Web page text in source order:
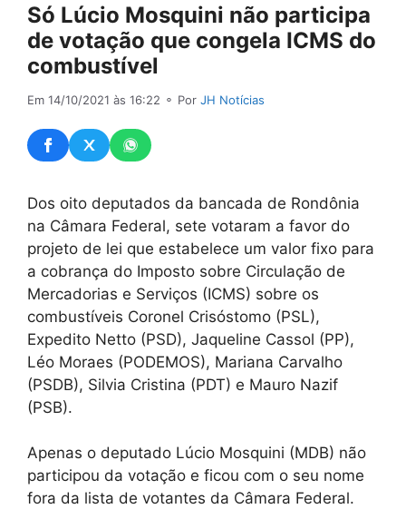
Só Lúcio Mosquini não participa
de votação que congela ICMS do
combustível
Em 14/10/2021 às 16:22 ⚬ Por JH Notícias
Dos oito deputados da bancada de Rondônia
na Câmara Federal, sete votaram a favor do
projeto de lei que estabelece um valor fixo para
a cobrança do Imposto sobre Circulação de
Mercadorias e Serviços (ICMS) sobre os
combustíveis Coronel Crisóstomo (PSL),
Expedito Netto (PSD), Jaqueline Cassol (PP),
Léo Moraes (PODEMOS), Mariana Carvalho
(PSDB), Silvia Cristina (PDT) e Mauro Nazif
(PSB).
Apenas o deputado Lúcio Mosquini (MDB) não
participou da votação e ficou com o seu nome
fora da lista de votantes da Câmara Federal.